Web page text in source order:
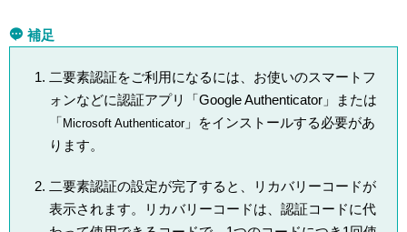
補足
二要素認証をご利用になるには、お使いのスマートフ
ォンなどに認証アプリ「Google Authenticator」または
「 Microsoft Authenticator」をインストールする必要があ
ります。
二要素認証の設定が完了すると、リカバリーコードが
表示されます。リカバリーコードは、認証コードに代